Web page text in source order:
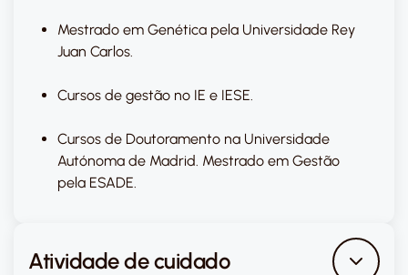
Mestrado em Genética pela Universidade Rey
Juan Carlos.
Cursos de gestão no IE e IESE.
Cursos de Doutoramento na Universidade
Autónoma de Madrid. Mestrado em Gestão
pela ESADE.
Atividade de cuidado